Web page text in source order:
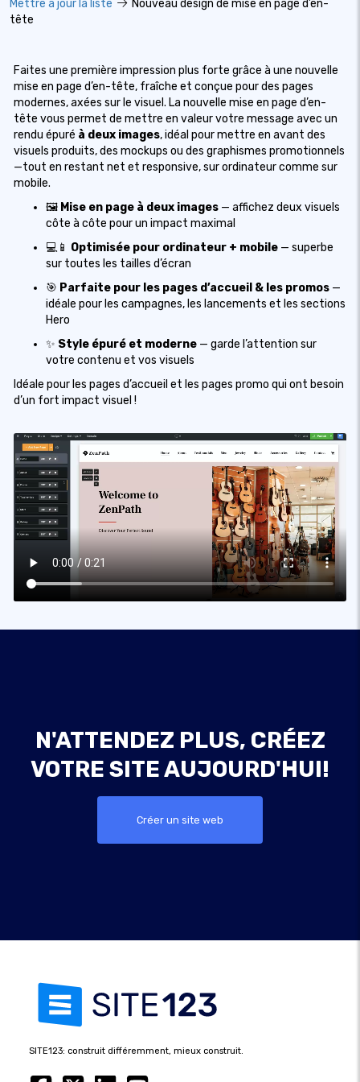
Mettre à jour la liste
Nouveau design de mise en page d’en-
tête
Faites une première impression plus forte grâce à une nouvelle
mise en page d’en-tête, fraîche et conçue pour des pages
modernes, axées sur le visuel. La nouvelle mise en page d’en-
tête vous permet de mettre en valeur votre message avec un
rendu épuré à deux images, idéal pour mettre en avant des
visuels produits, des mockups ou des graphismes promotionnels
—tout en restant net et responsive, sur ordinateur comme sur
mobile.
🖼️ Mise en page à deux images — affichez deux visuels
côte à côte pour un impact maximal
💻📱 Optimisée pour ordinateur + mobile — superbe
sur toutes les tailles d’écran
🎯 Parfaite pour les pages d’accueil & les promos —
idéale pour les campagnes, les lancements et les sections
Hero
✨ Style épuré et moderne — garde l’attention sur
votre contenu et vos visuels
Idéale pour les pages d’accueil et les pages promo qui ont besoin
d’un fort impact visuel !
N'ATTENDEZ PLUS, CRÉEZ
VOTRE SITE AUJOURD'HUI!
Créer un site web
SITE123: construit différemment, mieux construit.